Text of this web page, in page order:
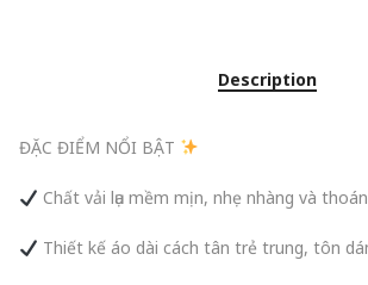
Description
ĐẶC ĐIỂM NỔI BẬT
Chất vải lụa mềm mịn, nhẹ nhàng và
Thiết kế áo dài cách tân trẻ trung, tôn